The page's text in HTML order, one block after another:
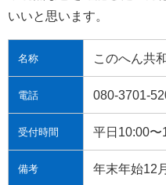
いいと思います。
名称 このへん共
電話 080-3701-
受付時間 平日10:00
備考 年末年始12